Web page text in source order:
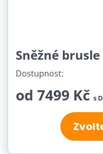
Sněžné brusle
Dostupnost:
od 7499 Kč s